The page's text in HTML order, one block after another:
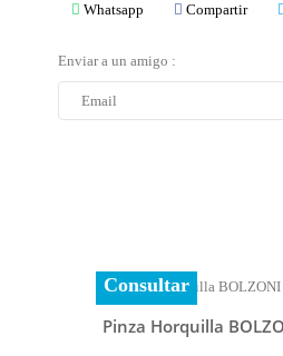
Whatsapp Compartir
Enviar a un amigo :
Consultar
Pinza Horquilla